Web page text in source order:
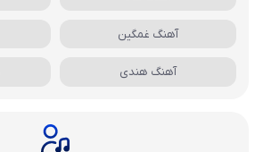
آهنگ غمگین
آهنگ هندی